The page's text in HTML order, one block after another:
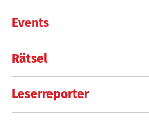
Events
Rätsel
Leserreporter